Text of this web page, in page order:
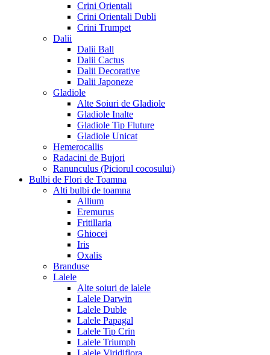
Crini Orientali
Crini Orientali Dubli
Crini Trumpet
Dalii
Dalii Ball
Dalii Cactus
Dalii Decorative
Dalii Japoneze
Gladiole
Alte Soiuri de Gladiole
Gladiole Inalte
Gladiole Tip Fluture
Gladiole Unicat
Hemerocallis
Radacini de Bujori
Ranunculus (Piciorul cocosului)
Bulbi de Flori de Toamna
Alti bulbi de toamna
Allium
Eremurus
Fritillaria
Ghiocei
Iris
Oxalis
Branduse
Lalele
Alte soiuri de lalele
Lalele Darwin
Lalele Duble
Lalele Papagal
Lalele Tip Crin
Lalele Triumph
Lalele Viridiflora